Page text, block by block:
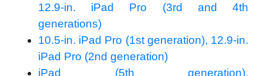
12.9-in. iPad Pro (3rd and 4th
generations)
10.5-in. iPad Pro (1st generation), 12.9-in.
iPad Pro (2nd generation)
iPad (5th generation),